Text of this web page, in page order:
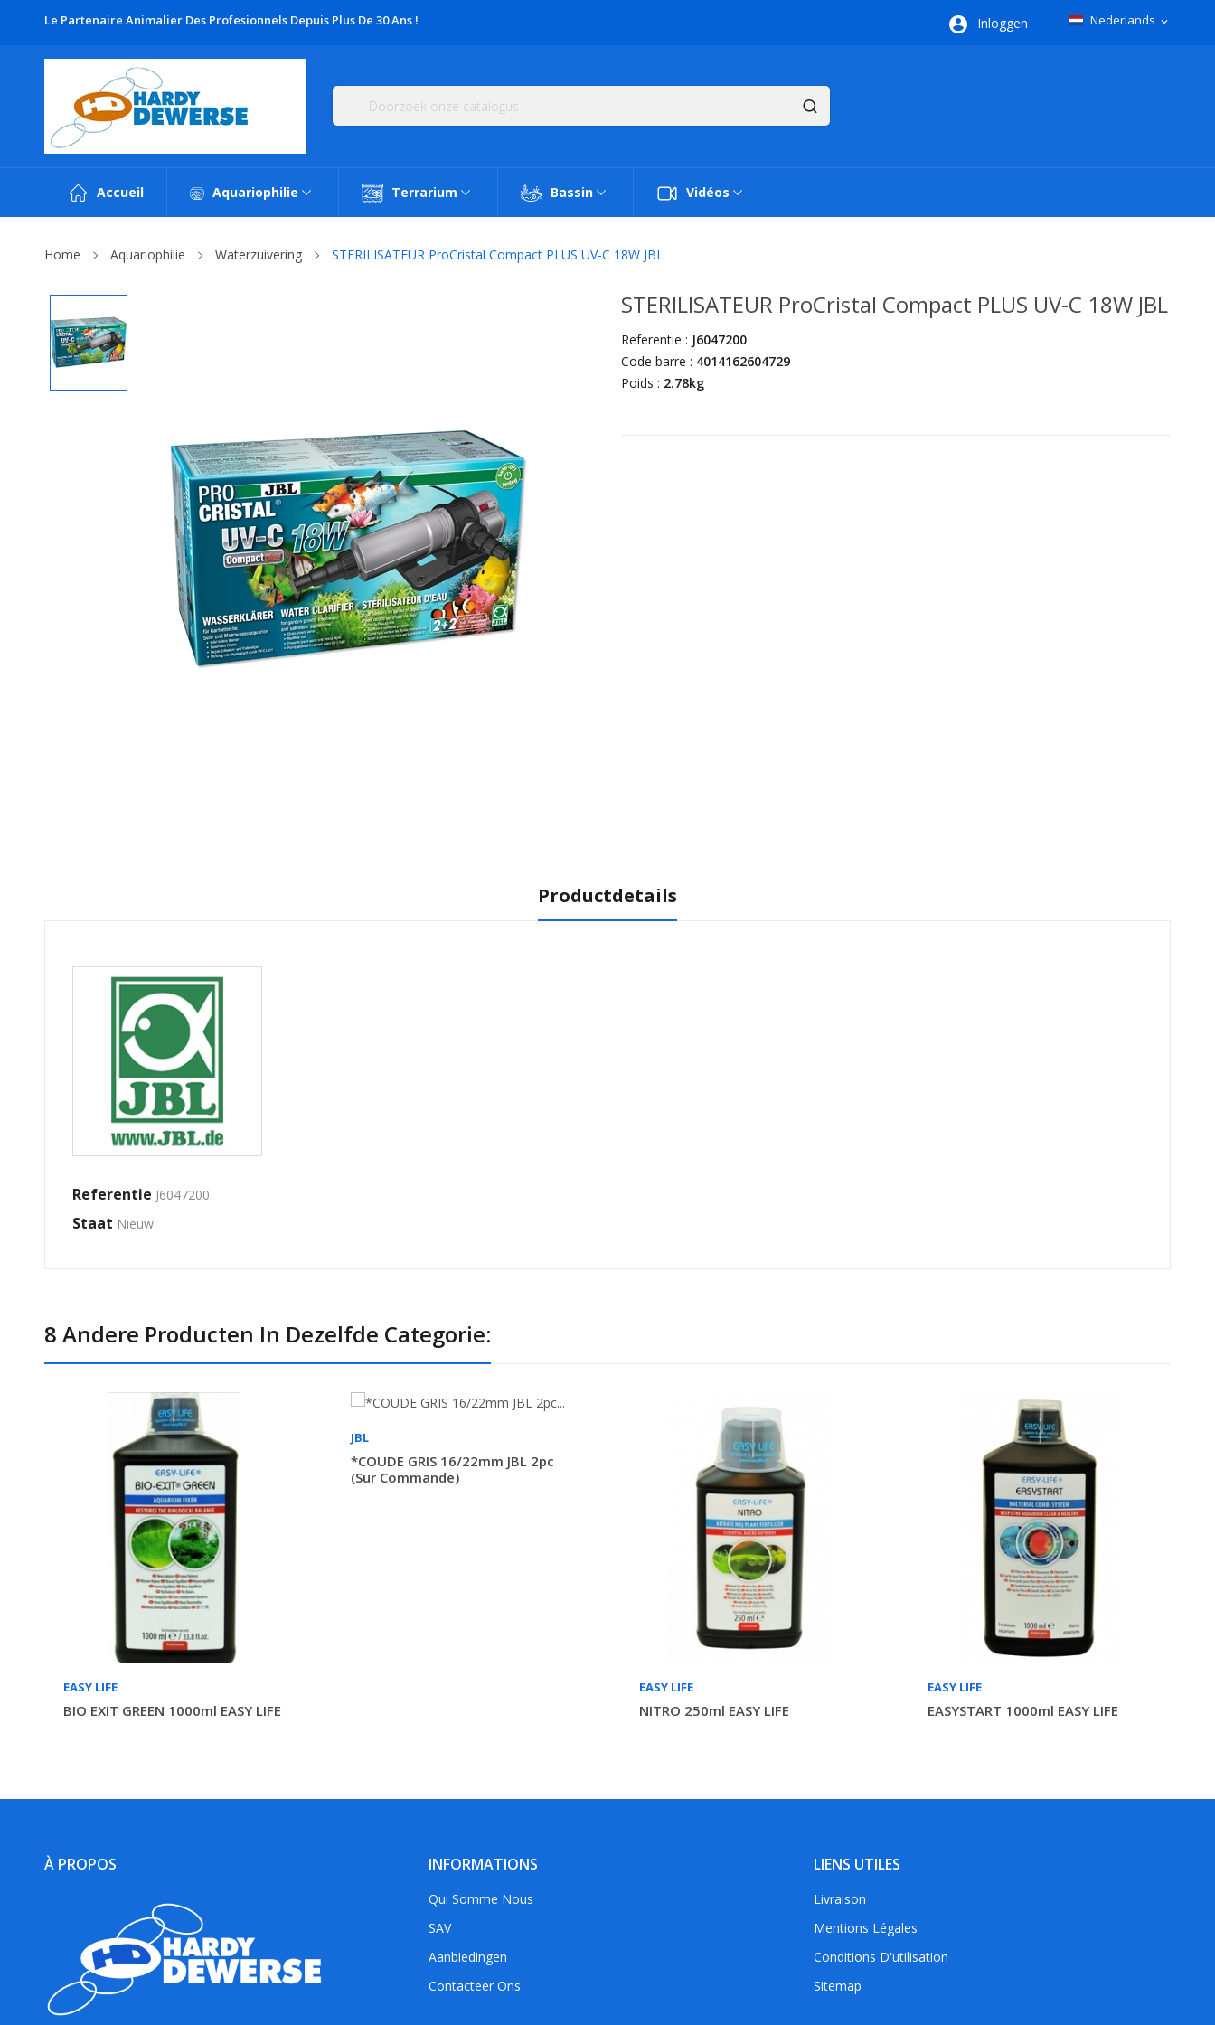
Nederlands expand_more
Le Partenaire Animalier Des Profesionnels Depuis Plus De 30 Ans !  Inloggen
Accueil Aquariophilie Terrarium Bassin Vidéos
Home Aquariophilie Waterzuivering STERILISATEUR ProCristal Compact PLUS UV-C 18W JBL
STERILISATEUR ProCristal Compact PLUS UV-C 18W JBL
Referentie : J6047200
Code barre : 4014162604729
Poids : 2.78kg
Productdetails
Referentie J6047200
Staat Nieuw
8 Andere Producten In Dezelfde Categorie:
EASY LIFE
BIO EXIT GREEN 1000ml EASY LIFE
JBL
*COUDE GRIS 16/22mm JBL 2pc
(sur Commande)
EASY LIFE
NITRO 250ml EASY LIFE
EASY LIFE
EASYSTART 1000ml EASY LIFE
À PROPOS INFORMATIONS
Qui Somme Nous
SAV
Aanbiedingen
Contacteer Ons
LIENS UTILES
Livraison
Mentions Légales
Conditions D'utilisation
Sitemap